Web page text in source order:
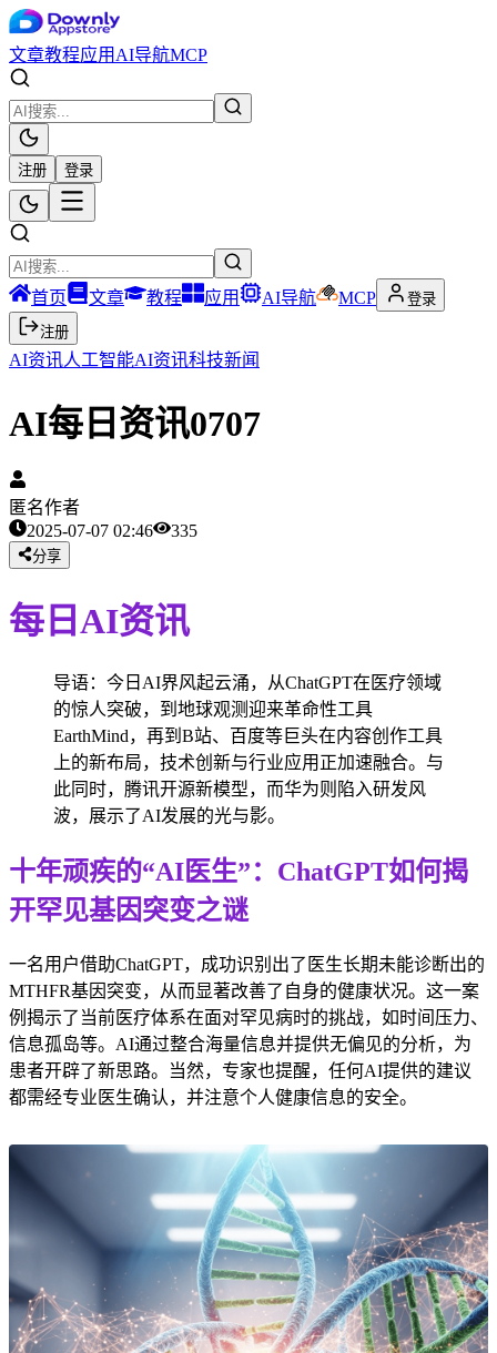
文章教程应用 AI导航MCP
注册 登录
首页 文章 教程 应用 AI导航 MCP
登录
注册
AI资讯人工智能AI资讯科技新闻
AI每日资讯0707
匿名作者
2025-07-07 02:46
335
分享
每日AI资讯
导语：今日AI界风起云涌，从ChatGPT在医疗领域
的惊人突破，到地球观测迎来革命性工具
EarthMind，再到B站、百度等巨头在内容创作工具
上的新布局，技术创新与行业应用正加速融合。与
此同时，腾讯开源新模型，而华为则陷入研发风
波，展示了AI发展的光与影。
十年顽疾的“AI医生”：ChatGPT如何揭
开罕见基因突变之谜
一名用户借助ChatGPT，成功识别出了医生长期未能诊断出的
MTHFR基因突变，从而显著改善了自身的健康状况。这一案
例揭示了当前医疗体系在面对罕见病时的挑战，如时间压力、
信息孤岛等。AI通过整合海量信息并提供无偏见的分析，为
患者开辟了新思路。当然，专家也提醒，任何AI提供的建议
都需经专业医生确认，并注意个人健康信息的安全。